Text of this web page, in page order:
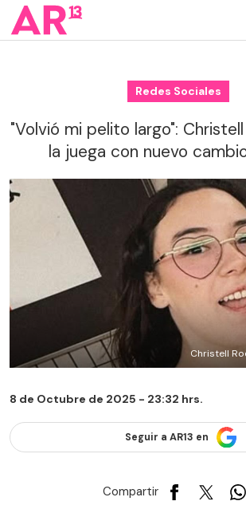
Redes Sociales
"Volvió mi pelito largo":
la juega con nuevo
Christell
8 de Octubre de 2025 - 23:32 hrs.
Seguir a AR13 en
Compartir